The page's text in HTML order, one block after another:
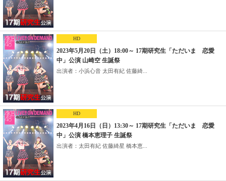
HD
2023年5月20日（土）18:00～ 17期研究生「ただいま 恋愛
中」公演 山崎空 生誕祭
出演者：小浜心音 太田有紀 佐藤綺...
HD
2023年4月16日（日）13:30～ 17期研究生「ただいま 恋愛
中」公演 橋本恵理子 生誕祭
出演者：太田有紀 佐藤綺星 橋本恵...